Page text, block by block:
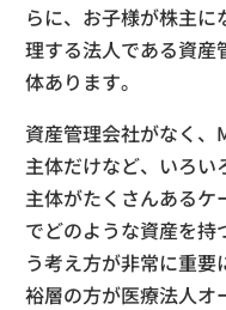
らに、お子様が株主
理する法人である資産
体あります。
資産管理会社がなく
主体だけなど、いろ
主体がたくさんある
でどのような資産を持
う考え方が非常に重
裕層の方が医療法人オ